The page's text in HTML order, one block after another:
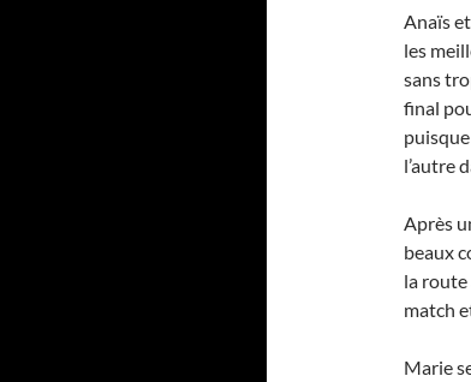
Anaïs
les
sans
final
l’autre
Après
beaux
la route
match
Marie